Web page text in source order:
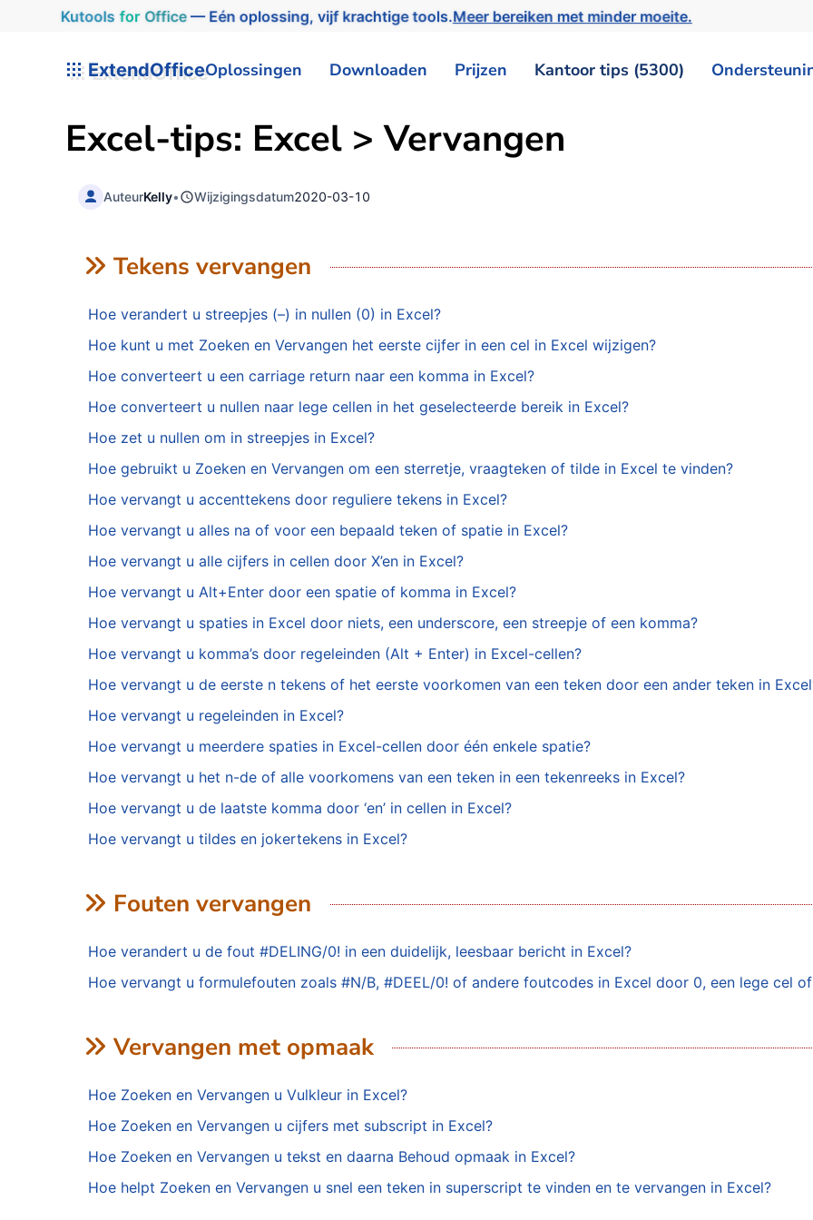
Kutools for Office— Eén oplossing, vijf krachtige tools.Meer bereiken met minder moeite.
ExtendOfficeOplossingen Downloaden Prijzen Kantoor tips (5300)
Excel-tips: Excel > Vervangen
AuteurKelly• Wijzigingsdatum2020-03-10
Tekens vervangen
Hoe verandert u streepjes (–) in nullen (0) in Excel?
Hoe kunt u met Zoeken en Vervangen het eerste cijfer in een cel in Excel wijzigen?
Hoe converteert u een carriage return naar een komma in Excel?
Hoe converteert u nullen naar lege cellen in het geselecteerde bereik in Excel?
Hoe zet u nullen om in streepjes in Excel?
Hoe gebruikt u Zoeken en Vervangen om een sterretje, vraagteken of tilde in Excel te vinden?
Hoe vervangt u accenttekens door reguliere tekens in Excel?
Hoe vervangt u alles na of voor een bepaald teken of spatie in Excel?
Hoe vervangt u alle cijfers in cellen door X’en in Excel?
Hoe vervangt u Alt+Enter door een spatie of komma in Excel?
Hoe vervangt u spaties in Excel door niets, een underscore, een streepje of een komma?
Hoe vervangt u komma’s door regeleinden (Alt + Enter) in Excel-cellen?
Hoe vervangt u de eerste n tekens of het eerste voorkomen van een teken door een ander teken in
Hoe vervangt u regeleinden in Excel?
Hoe vervangt u meerdere spaties in Excel-cellen door één enkele spatie?
Hoe vervangt u het n-de of alle voorkomens van een teken in een tekenreeks in Excel?
Hoe vervangt u de laatste komma door ‘en’ in cellen in Excel?
Hoe vervangt u tildes en jokertekens in Excel?
Fouten vervangen
Hoe verandert u de fout #DELING/0! in een duidelijk, leesbaar bericht in Excel?
Hoe vervangt u formulefouten zoals #N/B, #DEEL/0! of andere foutcodes in Excel door 0, een lege cel
Vervangen met opmaak
Hoe Zoeken en Vervangen u Vulkleur in Excel?
Hoe Zoeken en Vervangen u cijfers met subscript in Excel?
Hoe Zoeken en Vervangen u tekst en daarna Behoud opmaak in Excel?
Hoe helpt Zoeken en Vervangen u snel een teken in superscript te vinden en te vervangen in Excel?